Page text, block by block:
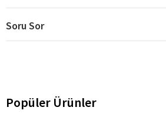
Soru Sor
Popüler Ürünler